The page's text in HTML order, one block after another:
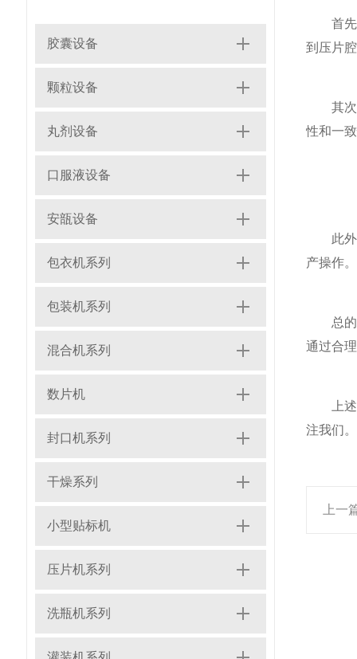
胶囊设备
颗粒设备
丸剂设备
口服液设备
安瓿设备
包衣机系列
包装机系列
混合机系列
数片机
封口机系列
干燥系列
小型贴标机
压片机系列
洗瓶机系列
首先，
到压片
其次，
性和一
此外，
产操作
总的来
通过合
上述内
注我们。
上一